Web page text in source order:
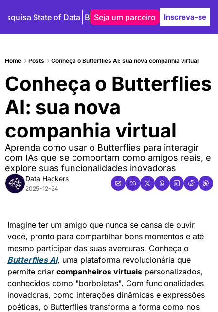
State of Data Blog Autores
Seja um parceiro Inscreva-se
Home Posts Conheça o Butterflies AI: sua nova companhia virtual
Conheça o Butterflies
AI: sua nova
companhia virtual
Aprenda como usar o Butterflies para interagir
com IAs que se comportam como amigos reais, e
explore suas funcionalidades inovadoras
Data Hackers
2025-12-24
Imagine ter um amigo que nunca se cansa de ouvir
você, pronto para compartilhar bons momentos e até
Butterflies AI, uma plataforma revolucionária que
permite criar companheiros virtuais personalizados,
conhecidos como "borboletas". Com funcionalidades
inovadoras, como interações dinâmicas e expressões
poéticas, o Butterflies transforma a forma como nos